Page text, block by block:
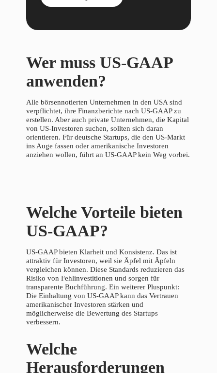
Wer muss US-GAAP
anwenden?
Alle börsennotierten Unternehmen in den USA sind
verpflichtet, ihre Finanzberichte nach US-GAAP zu
erstellen. Aber auch private Unternehmen, die Kapital
von US-Investoren suchen, sollten sich daran
orientieren. Für deutsche Startups, die den US-Markt
ins Auge fassen oder amerikanische Investoren
anziehen wollen, führt an US-GAAP kein Weg vorbei.
Welche Vorteile bieten
US-GAAP?
US-GAAP bieten Klarheit und Konsistenz. Das ist
attraktiv für Investoren, weil sie Äpfel mit Äpfeln
vergleichen können. Diese Standards reduzieren das
Risiko von Fehlinvestitionen und sorgen für
transparente Buchführung. Ein weiterer Pluspunkt:
Die Einhaltung von US-GAAP kann das Vertrauen
amerikanischer Investoren stärken und
möglicherweise die Bewertung des Startups
verbessern.
Welche
Herausforderungen